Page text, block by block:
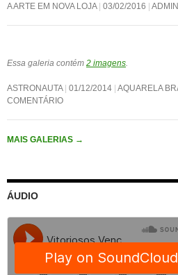
A ARTE EM NOVA LOJA 03/02/2016 ADMIN
Essa galeria contém 2 imagens
ASTRONAUTA 01/12/2014 AQUARELA
COMENTÁRIO
MAIS GALERIAS →
ÁUDIO